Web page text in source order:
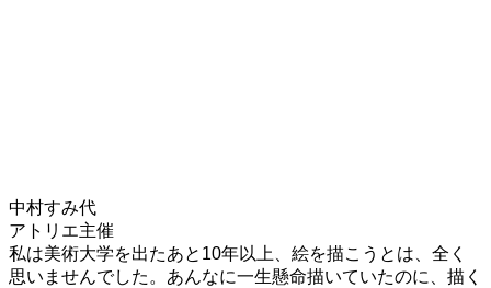
中村すみ代
アトリエ主催
私は美術大学を出たあと10年以上、絵を描こうとは、全く
思いませんでした。あんなに一生懸命描いていたのに、描く